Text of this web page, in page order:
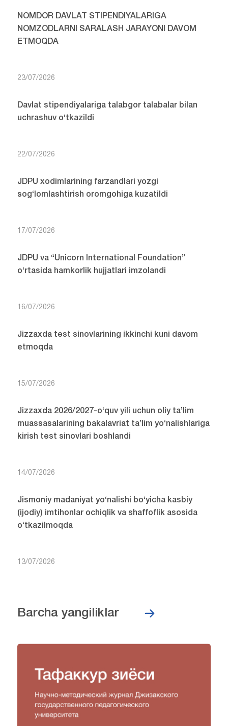
NOMDOR DAVLAT STIPENDIYALARIGA
NOMZODLARNI SARALASH JARAYONI DAVOM
ETMOQDA
23/07/2026
Davlat stipendiyalariga talabgor talabalar bilan
uchrashuv o‘tkazildi
22/07/2026
JDPU xodimlarining farzandlari yozgi
sog‘lomlashtirish oromgohiga kuzatildi
17/07/2026
JDPU va “Unicorn International Foundation”
o‘rtasida hamkorlik hujjatlari imzolandi
16/07/2026
Jizzaxda test sinovlarining ikkinchi kuni davom
etmoqda
15/07/2026
Jizzaxda 2026/2027-o‘quv yili uchun oliy ta’lim
muassasalarining bakalavriat ta’lim yo‘nalishlariga
kirish test sinovlari boshlandi
14/07/2026
Jismoniy madaniyat yo‘nalishi bo‘yicha kasbiy
(ijodiy) imtihonlar ochiqlik va shaffoflik asosida
o‘tkazilmoqda
13/07/2026
Barcha yangiliklar